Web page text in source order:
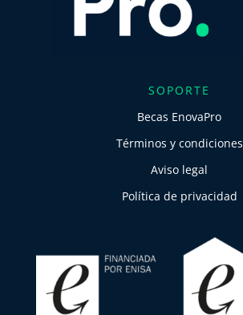
SOPORTE
Becas EnovaPro
Términos y condiciones
Aviso legal
Política de privacidad